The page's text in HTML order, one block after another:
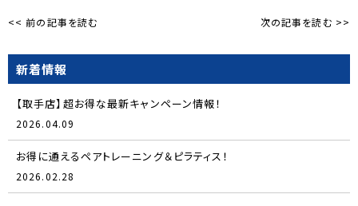
<< 前の記事を読む 次の記事を読む >>
新着情報
【取手店】超お得な最新キャンペーン情報！
2026.04.09
お得に通えるペアトレーニング＆ピラティス！
2026.02.28